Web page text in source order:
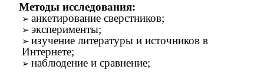
Методы исследования:
анкетирование сверстников;
эксперименты;
изучение литературы и источников в
Интернете;
наблюдение и сравнение;